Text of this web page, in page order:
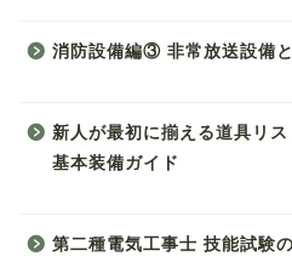
消防設備編③ 非常放送設備
新人が最初に揃える道具リ
基本装備ガイド
第二種電気工事士 技能試験